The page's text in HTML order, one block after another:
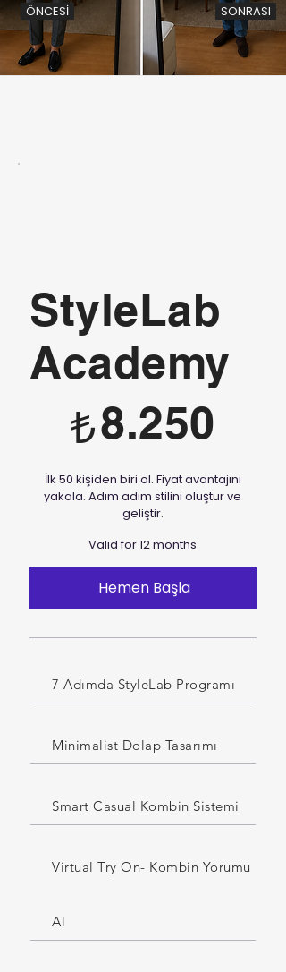
ÖNCESİ SONRASI
StyleLab
Academy
₺8.250
İlk 50 kişiden biri ol. Fiyat avantajını
yakala. Adım adım stilini oluştur ve
geliştir.
Valid for 12 months
Hemen Başla
7 Adımda StyleLab Programı
Minimalist Dolap Tasarımı
Smart Casual Kombin Sistemi
Virtual Try On- Kombin Yorumu
Al